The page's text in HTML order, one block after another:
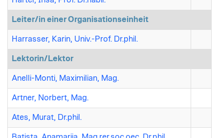
Leiter/in einer Organisationseinheit
Harrasser, Karin, Univ.-Prof. Dr.phil.
Lektorin/Lektor
Anelli-Monti, Maximilian, Mag.
Artner, Norbert, Mag.
Ates, Murat, Dr.phil.